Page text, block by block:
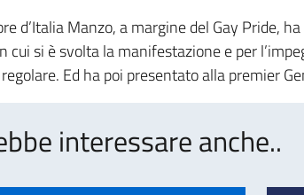
d’Italia Manzo, a margine del Gay Pride,
cui si è svolta la manifestazione e per
Ed ha poi presentato alla premier
interessare anche..